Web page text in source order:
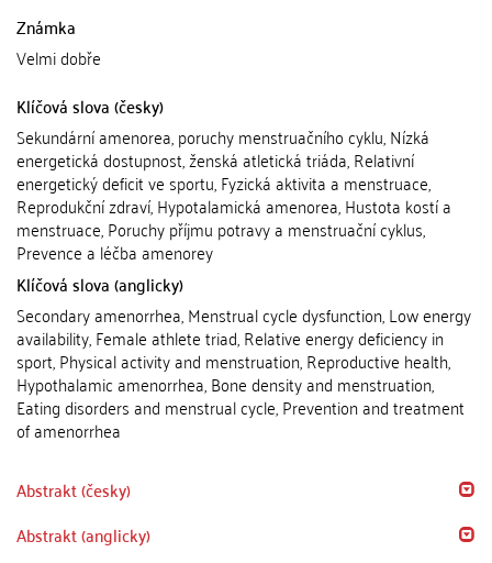
Známka
Velmi dobře
Klíčová slova (česky)
Sekundární amenorea, poruchy menstruačního cyklu, Nízká
energetická dostupnost, ženská atletická triáda, Relativní
energetický deficit ve sportu, Fyzická aktivita a menstruace,
Reprodukční zdraví, Hypotalamická amenorea, Hustota kostí a
menstruace, Poruchy příjmu potravy a menstruační cyklus,
Prevence a léčba amenorey
Klíčová slova (anglicky)
Secondary amenorrhea, Menstrual cycle dysfunction, Low energy
availability, Female athlete triad, Relative energy deficiency in
sport, Physical activity and menstruation, Reproductive health,
Hypothalamic amenorrhea, Bone density and menstruation,
Eating disorders and menstrual cycle, Prevention and treatment
of amenorrhea
Abstrakt (česky)
Abstrakt (anglicky)